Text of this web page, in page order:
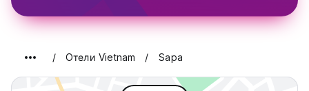
Oтели Vietnam Sapa